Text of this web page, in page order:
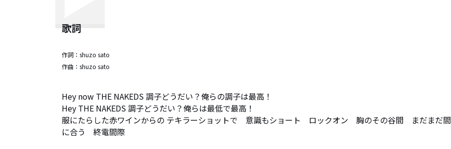
歌詞
作詞： shuzo sato
作曲： shuzo sato
Hey now THE NAKEDS 調子どうだい？俺らの調子は最高！
Hey THE NAKEDS 調子どうだい？俺らは最低で最高！
服にたらした赤ワインからの テキラーショットで　意識もショート　ロックオン　胸のその谷間　まだまだ間
に合う　終電間際